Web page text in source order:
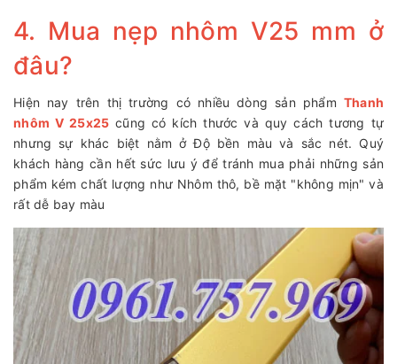
4. Mua nẹp nhôm V25 mm ở
đâu?
Hiện nay trên thị trường có nhiều dòng sản phẩm Thanh
nhôm V 25x25 cũng có kích thước và quy cách tương tự
nhưng sự khác biệt nằm ở Độ bền màu và sắc nét. Quý
khách hàng cần hết sức lưu ý để tránh mua phải những sản
phẩm kém chất lượng như Nhôm thô, bề mặt "không mịn" và
rất dễ bay màu